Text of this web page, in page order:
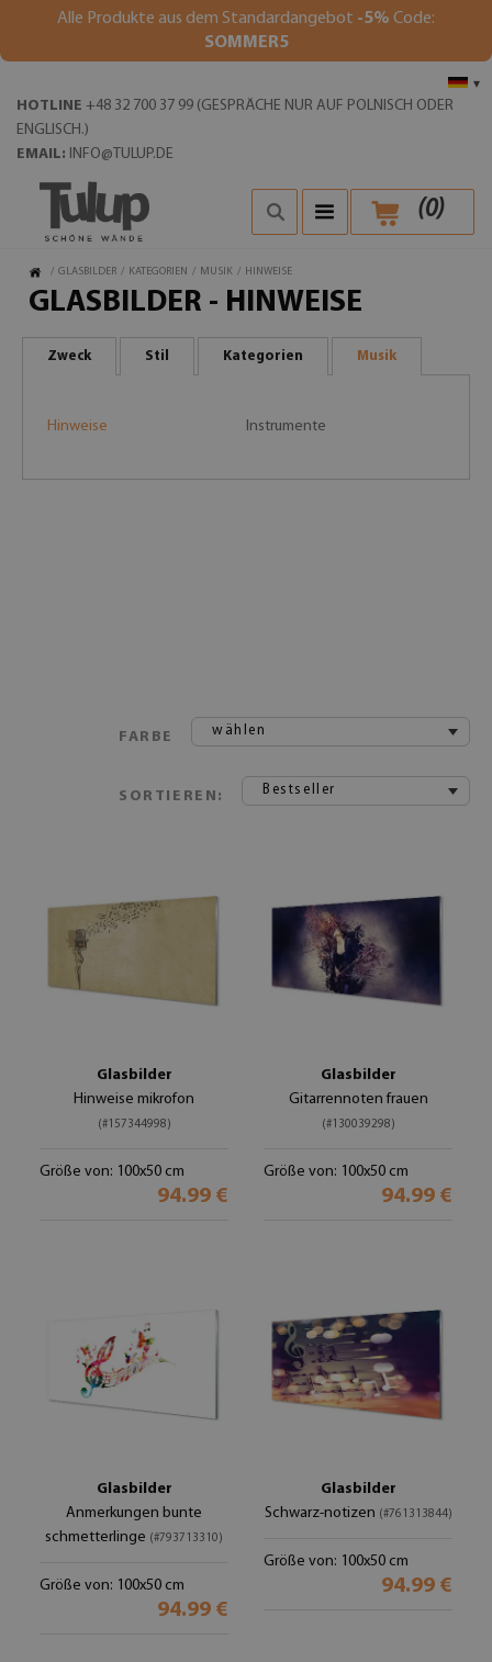
Alle Produkte aus dem Standardangebot -5% Code:
SOMMER5
▾
HOTLINE +48 32 700 37 99 (GESPRÄCHE NUR AUF POLNISCH ODER
ENGLISCH.)
EMAIL: INFO@TULUP.DE
(0)
/ GLASBILDER / KATEGORIEN / MUSIK / HINWEISE
GLASBILDER - HINWEISE
Zweck Stil Kategorien Musik
Hinweise Instrumente
FARBE wählen
SORTIEREN: Bestseller
Glasbilder
Hinweise mikrofon
(#157344998)
Größe von: 100x50 cm
94.99 €
Glasbilder
Gitarrennoten frauen
(#130039298)
Größe von: 100x50 cm
94.99 €
Glasbilder
Anmerkungen bunte
schmetterlinge (#793713310)
Größe von: 100x50 cm
94.99 €
Glasbilder
Schwarz-notizen (#761313844)
Größe von: 100x50 cm
94.99 €